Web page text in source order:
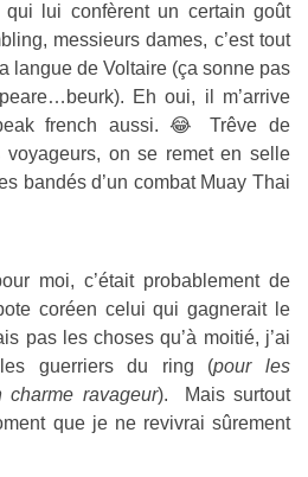
qui lui confèrent un certain goût
messieurs dames, c’est tout
langue de Voltaire (ça sonne pas
Eh oui, il m’arrive
french aussi. 😂 Trêve de
voyageurs, on se remet en selle
bandés d’un combat Muay Thai
moi, c’était probablement de
coréen celui qui gagnerait le
pas les choses qu’à moitié, j’ai
guerriers du ring (pour les
charme ravageur). Mais surtout
que je ne revivrai sûrement